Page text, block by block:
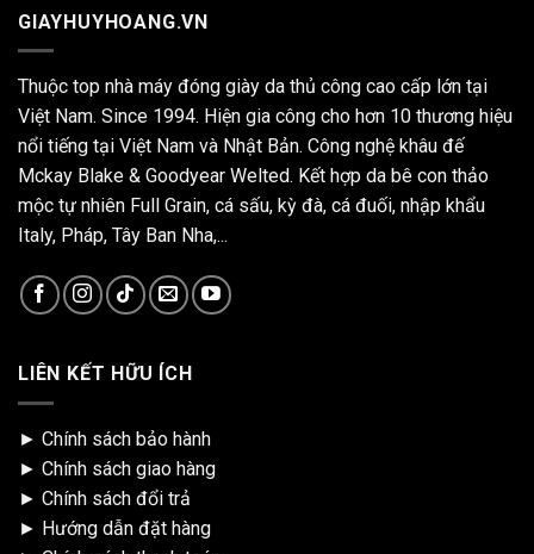
GIAYHUYHOANG.VN
Thuộc top nhà máy đóng giày da thủ công cao cấp lớn tại
Việt Nam. Since 1994. Hiện gia công cho hơn 10 thương hiệu
nổi tiếng tại Việt Nam và Nhật Bản. Công nghệ khâu đế
Mckay Blake & Goodyear Welted. Kết hợp da bê con thảo
mộc tự nhiên Full Grain, cá sấu, kỳ đà, cá đuối, nhập khẩu
Italy, Pháp, Tây Ban Nha,...
LIÊN KẾT HỮU ÍCH
► Chính sách bảo hành
► Chính sách giao hàng
► Chính sách đổi trả
► Hướng dẫn đặt hàng